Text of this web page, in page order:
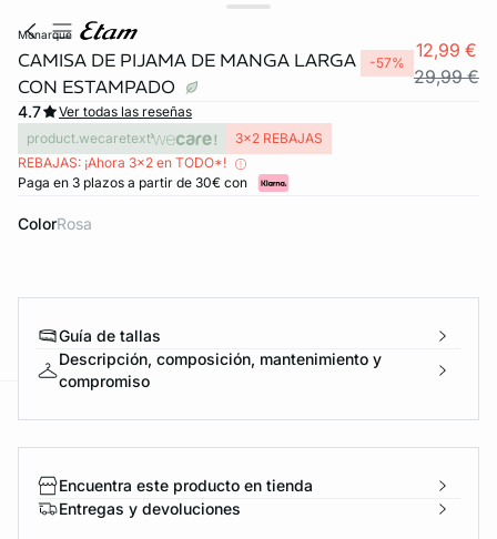
monarque
CAMISA DE PIJAMA DE MANGA LARGA
CON ESTAMPADO
-57%
12,99 €
29,99 €
4.7
Ver todas las reseñas
product.wecaretext
3x2 REBAJAS
REBAJAS: ¡Ahora 3x2 en TODO*!
Paga en 3 plazos a partir de 30€ con
Color rosa
Guía de tallas
Descripción, composición, mantenimiento y
compromiso
Encuentra este producto en tienda
Entregas y devoluciones